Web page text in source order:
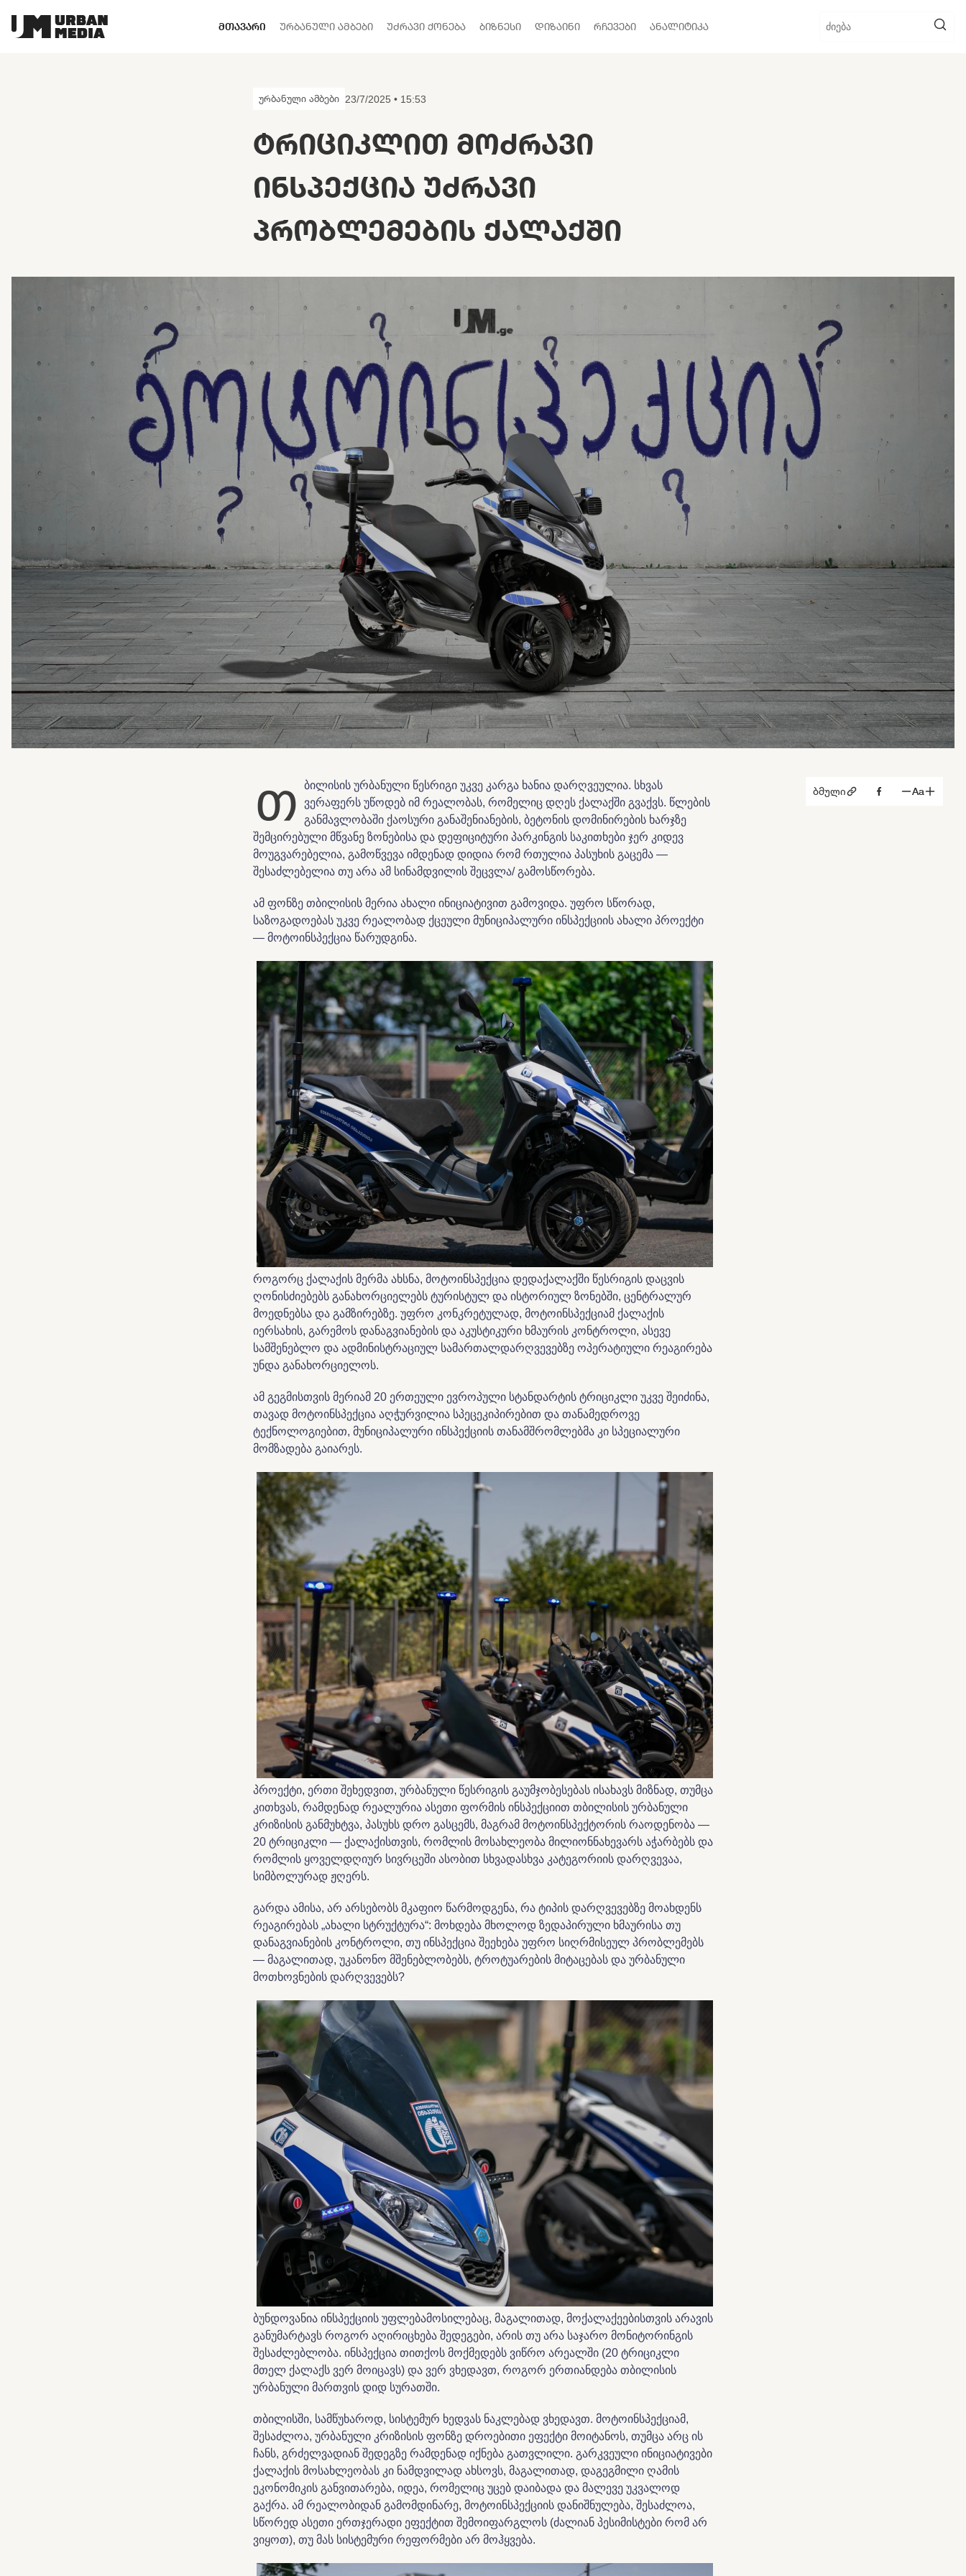
ᲛᲗᲐᲕᲐᲠᲘ ᲣᲠᲑᲐᲜᲣᲚᲘ ᲐᲛᲑᲔᲑᲘ ᲣᲫᲠᲐᲕᲘ ᲥᲝᲜᲔᲑᲐ ᲑᲘᲖᲜᲔᲡᲘ ᲓᲘᲖᲐᲘᲜᲘ ᲠᲩᲔᲕᲔᲑᲘ ᲐᲜᲐᲚᲘᲢᲘᲙᲐ
ურბანული ამბები 23/7/2025 • 15:53
ᲢᲠᲘᲪᲘᲙᲚᲘᲗ ᲛᲝᲫᲠᲐᲕᲘ
ᲘᲜᲡᲞᲔᲥᲪᲘᲐ ᲣᲫᲠᲐᲕᲘ
ᲞᲠᲝᲑᲚᲔᲛᲔᲑᲘᲡ ᲥᲐᲚᲐᲥᲨᲘ
თ
ბილისის ურბანული წესრიგი უკვე კარგა ხანია დარღვეულია. სხვას
ვერაფერს უწოდებ იმ რეალობას, რომელიც დღეს ქალაქში გვაქვს. წლების
განმავლობაში ქაოსური განაშენიანების, ბეტონის დომინირების ხარჯზე
შემცირებული მწვანე ზონებისა და დეფიციტური პარკინგის საკითხები ჯერ კიდევ
მოუგვარებელია, გამოწვევა იმდენად დიდია რომ რთულია პასუხის გაცემა —
შესაძლებელია თუ არა ამ სინამდვილის შეცვლა/ გამოსწორება.
ამ ფონზე თბილისის მერია ახალი ინიციატივით გამოვიდა. უფრო სწორად,
საზოგადოებას უკვე რეალობად ქცეული მუნიციპალური ინსპექციის ახალი პროექტი
— მოტოინსპექცია წარუდგინა.
როგორც ქალაქის მერმა ახსნა, მოტოინსპექცია დედაქალაქში წესრიგის დაცვის
ღონისძიებებს განახორციელებს ტურისტულ და ისტორიულ ზონებში, ცენტრალურ
მოედნებსა და გამზირებზე. უფრო კონკრეტულად, მოტოინსპექციამ ქალაქის
იერსახის, გარემოს დანაგვიანების და აკუსტიკური ხმაურის კონტროლი, ასევე
სამშენებლო და ადმინისტრაციულ სამართალდარღვევებზე ოპერატიული რეაგირება
უნდა განახორციელოს.
ამ გეგმისთვის მერიამ 20 ერთეული ევროპული სტანდარტის ტრიციკლი უკვე შეიძინა,
თავად მოტოინსპექცია აღჭურვილია სპეცეკიპირებით და თანამედროვე
ტექნოლოგიებით, მუნიციპალური ინსპექციის თანამშრომლებმა კი სპეციალური
მომზადება გაიარეს.
პროექტი, ერთი შეხედვით, ურბანული წესრიგის გაუმჯობესებას ისახავს მიზნად, თუმცა
კითხვას, რამდენად რეალურია ასეთი ფორმის ინსპექციით თბილისის ურბანული
კრიზისის განმუხტვა, პასუხს დრო გასცემს, მაგრამ მოტოინსპექტორის რაოდენობა —
20 ტრიციკლი — ქალაქისთვის, რომლის მოსახლეობა მილიონნახევარს აჭარბებს და
რომლის ყოველდღიურ სივრცეში ასობით სხვადასხვა კატეგორიის დარღვევაა,
სიმბოლურად ჟღერს.
გარდა ამისა, არ არსებობს მკაფიო წარმოდგენა, რა ტიპის დარღვევებზე მოახდენს
რეაგირებას „ახალი სტრუქტურა“: მოხდება მხოლოდ ზედაპირული ხმაურისა თუ
დანაგვიანების კონტროლი, თუ ინსპექცია შეეხება უფრო სიღრმისეულ პრობლემებს
— მაგალითად, უკანონო მშენებლობებს, ტროტუარების მიტაცებას და ურბანული
მოთხოვნების დარღვევებს?
ბუნდოვანია ინსპექციის უფლებამოსილებაც, მაგალითად, მოქალაქეებისთვის არავის
განუმარტავს როგორ აღირიცხება შედეგები, არის თუ არა საჯარო მონიტორინგის
შესაძლებლობა. ინსპექცია თითქოს მოქმედებს ვიწრო არეალში (20 ტრიციკლი
მთელ ქალაქს ვერ მოიცავს) და ვერ ვხედავთ, როგორ ერთიანდება თბილისის
ურბანული მართვის დიდ სურათში.
თბილისში, სამწუხაროდ, სისტემურ ხედვას ნაკლებად ვხედავთ. მოტოინსპექციამ,
შესაძლოა, ურბანული კრიზისის ფონზე დროებითი ეფექტი მოიტანოს, თუმცა არც ის
ჩანს, გრძელვადიან შედეგზე რამდენად იქნება გათვლილი. გარკვეული ინიციატივები
ქალაქის მოსახლეობას კი ნამდვილად ახსოვს, მაგალითად, დაგეგმილი ღამის
ეკონომიკის განვითარება, იდეა, რომელიც უცებ დაიბადა და მალევე უკვალოდ
გაქრა. ამ რეალობიდან გამომდინარე, მოტოინსპექციის დანიშნულება, შესაძლოა,
სწორედ ასეთი ერთჯერადი ეფექტით შემოიფარგლოს (ძალიან პესიმისტები რომ არ
ვიყოთ), თუ მას სისტემური რეფორმები არ მოჰყვება.
ბმული Aa